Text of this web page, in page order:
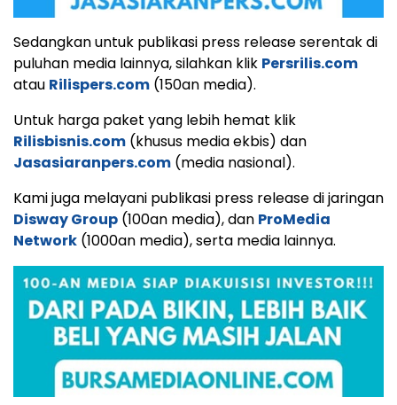
Sedangkan untuk publikasi press release serentak di
puluhan media lainnya, silahkan klik Persrilis.com
atau Rilispers.com (150an media).
Untuk harga paket yang lebih hemat klik
Rilisbisnis.com (khusus media ekbis) dan
Jasasiaranpers.com (media nasional).
Kami juga melayani publikasi press release di jaringan
Disway Group (100an media), dan ProMedia
Network (1000an media), serta media lainnya.